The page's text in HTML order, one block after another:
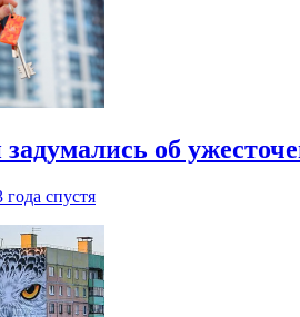
об
года спустя